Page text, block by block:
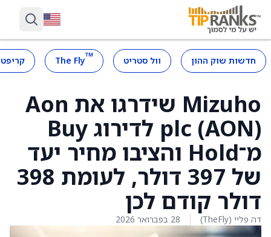
חדשות שוק ההון וול סטריט ™
The Fly
Mizuho שידרגו את Aon
plc (AON) לדירוג Buy
מ־Hold והציבו מחיר יעד
של 397 דולר, לעומת 398
דולר קודם לכן
דה פליי (TheFly) 28 בפברואר 2026